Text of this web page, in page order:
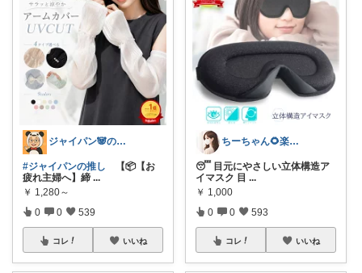
ジャイパン🐼の当直明け回復ROOM
#ジャイパンの推し 【📦【お
疲れ主婦へ】締 ...
￥ 1,280～
0 0 539
コレ いいね
ちーちゃん🌻楽天room
😴 目元にやさしい立体構造ア
イマスク 目 ...
￥ 1,000
0 0 593
コレ いいね